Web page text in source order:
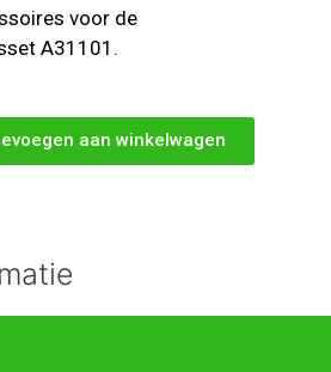
voor de
A31101.
aan winkelwagen